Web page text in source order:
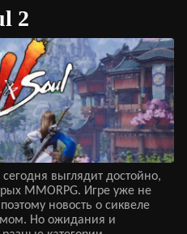
2
выглядит достойно,
MMORPG. Игре уже не
новость о сиквеле
Но ожидания и